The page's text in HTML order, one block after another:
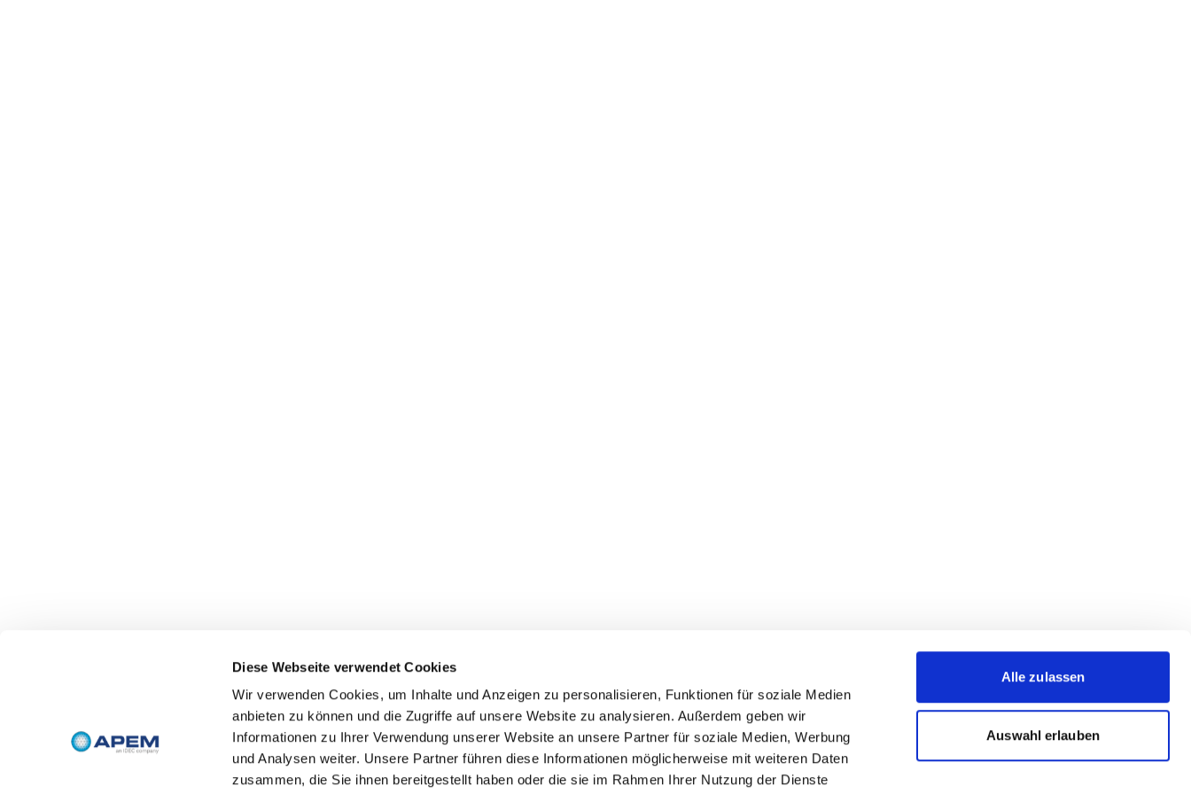
Diese Webseite verwendet Cookies
Wir verwenden Cookies, um Inhalte und Anzeigen zu personalisieren, Funktionen für soziale Medien
anbieten zu können und die Zugriffe auf unsere Website zu analysieren. Außerdem geben wir
Informationen zu Ihrer Verwendung unserer Website an unsere Partner für soziale Medien, Werbung
und Analysen weiter. Unsere Partner führen diese Informationen möglicherweise mit weiteren Daten
zusammen, die Sie ihnen bereitgestellt haben oder die sie im Rahmen Ihrer Nutzung der Dienste
Alle zulassen
Auswahl erlauben